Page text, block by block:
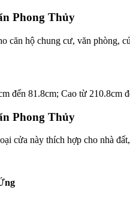
Phong Thủy
căn hộ chung cư, văn phòng,
đến 81.8cm; Cao từ 210.8cm
Phong Thủy
cửa này thích hợp cho nhà